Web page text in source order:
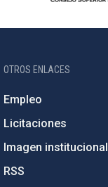
OTROS ENLACES
Empleo
Licitaciones
Imagen institucional
RSS